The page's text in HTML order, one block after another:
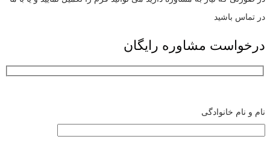
در تماس باشید
درخواست مشاوره رایگان
نام و نام خانوادگی